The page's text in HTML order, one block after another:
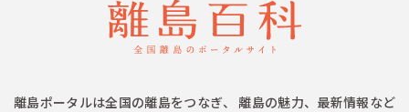
離島ポータルは全国の離島をつなぎ、 離島の魅力、最新情報など